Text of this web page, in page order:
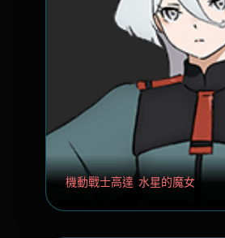
機動戰士高達 水星的魔女